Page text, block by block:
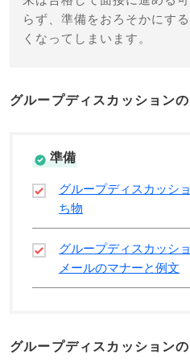
らず、準備をおろそかにす
くなってしまいます。
グループディスカッション
準備
グループディスカッシ
ち物
グループディスカッシ
メールのマナーと例文
グループディスカッション